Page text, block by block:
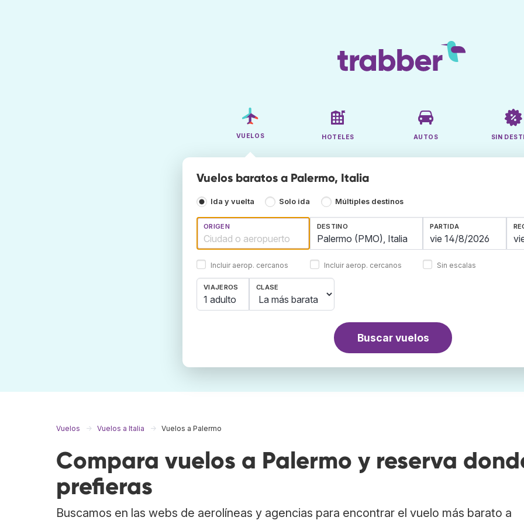
VUELOS HOTELES AUTOS SIN
Vuelos baratos a Palermo, Italia
Ida y vuelta Solo ida Múltiples destinos
ORIGEN
Incluir aerop. cercanos
DESTINO
Incluir aerop. cercanos
PARTIDA
Sin escalas
VIAJEROS
1 adulto
CLASE
Buscar vuelos
Vuelos Vuelos a Italia Vuelos a Palermo
Compara vuelos a Palermo y reserva
prefieras
Buscamos en las webs de aerolíneas y agencias para encontrar el vuelo más barato a